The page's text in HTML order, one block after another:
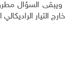
ويبقى السؤال
خارج التيار